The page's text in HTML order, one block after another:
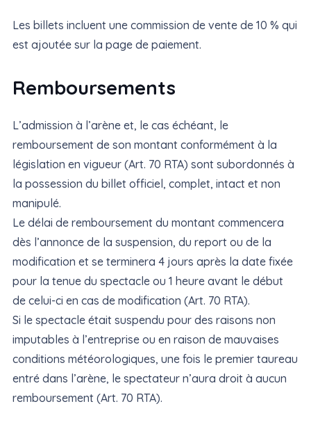
Les billets incluent une commission de vente de 10 % qui
est ajoutée sur la page de paiement.
Remboursements
L’admission à l’arène et, le cas échéant, le
remboursement de son montant conformément à la
législation en vigueur (Art. 70 RTA) sont subordonnés à
la possession du billet officiel, complet, intact et non
manipulé.
Le délai de remboursement du montant commencera
dès l’annonce de la suspension, du report ou de la
modification et se terminera 4 jours après la date fixée
pour la tenue du spectacle ou 1 heure avant le début
de celui-ci en cas de modification (Art. 70 RTA).
Si le spectacle était suspendu pour des raisons non
imputables à l’entreprise ou en raison de mauvaises
conditions météorologiques, une fois le premier taureau
entré dans l’arène, le spectateur n’aura droit à aucun
remboursement (Art. 70 RTA).